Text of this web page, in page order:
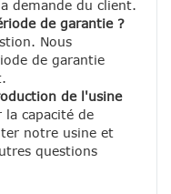
demande du client.
de garantie ?
Nous
de garantie
de l'usine
la capacité de
notre usine et
questions